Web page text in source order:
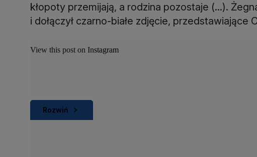
kłopoty przemijają, a rodzina pozostaje (...).
i dołączył czarno-białe zdjęcie, przedstawiające
Rozwiń
View this post on Instagram